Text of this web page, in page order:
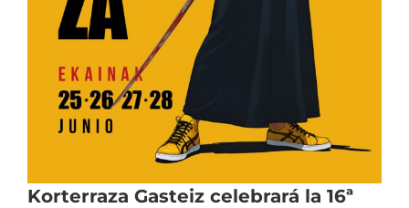
Korterraza Gasteiz celebrará la 16ª